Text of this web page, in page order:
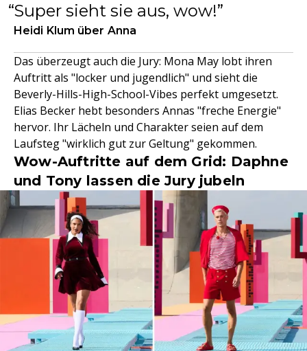
Super sieht sie aus, wow!
Heidi Klum über Anna
Das überzeugt auch die Jury: Mona May lobt ihren
Auftritt als "locker und jugendlich" und sieht die
Beverly-Hills-High-School-Vibes perfekt umgesetzt.
Elias Becker hebt besonders Annas "freche Energie"
hervor. Ihr Lächeln und Charakter seien auf dem
Laufsteg "wirklich gut zur Geltung" gekommen.
Wow-Auftritte auf dem Grid: Daphne
und Tony lassen die Jury jubeln